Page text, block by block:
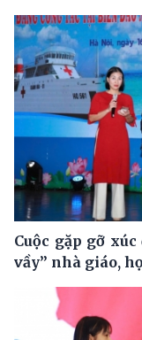
Cuộc gặp gỡ
vầy” nhà giáo,